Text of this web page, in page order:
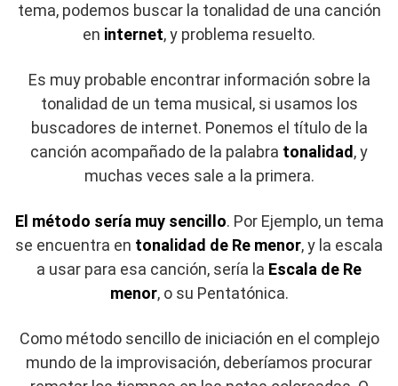
tema, podemos buscar la tonalidad de una canción
en internet, y problema resuelto.
Es muy probable encontrar información sobre la
tonalidad de un tema musical, si usamos los
buscadores de internet. Ponemos el título de la
canción acompañado de la palabra tonalidad, y
muchas veces sale a la primera.
El método sería muy sencillo. Por Ejemplo, un tema
se encuentra en tonalidad de Re menor, y la escala
a usar para esa canción, sería la Escala de Re
menor, o su Pentatónica.
Como método sencillo de iniciación en el complejo
mundo de la improvisación, deberíamos procurar